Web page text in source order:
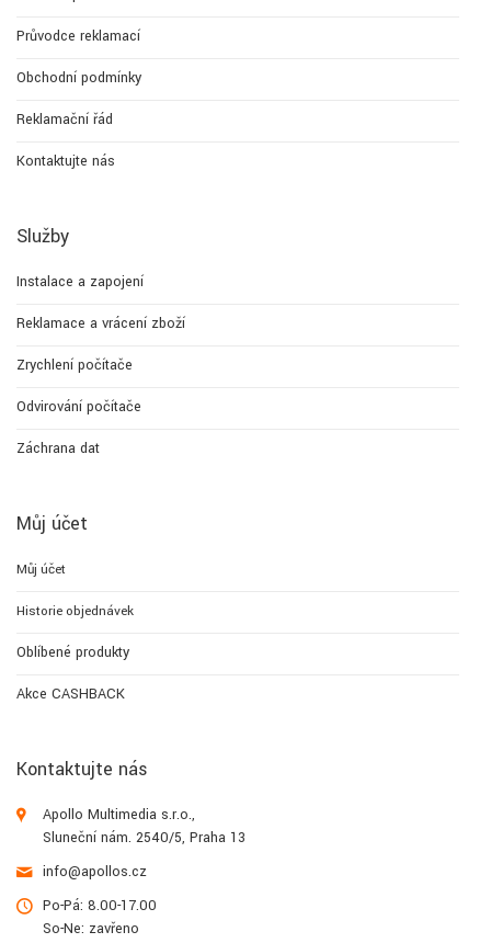
Průvodce reklamací
Obchodní podmínky
Reklamační řád
Kontaktujte nás
Služby
Instalace a zapojení
Reklamace a vrácení zboží
Zrychlení počítače
Odvirování počítače
Záchrana dat
Můj účet
Můj účet
Historie objednávek
Oblíbené produkty
Akce CASHBACK
Kontaktujte nás
Apollo Multimedia s.r.o.,
Sluneční nám. 2540/5, Praha 13
info@apollos.cz
Po-Pá: 8.00-17.00
So-Ne: zavřeno